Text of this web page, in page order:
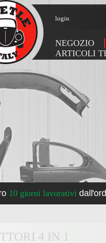
login
NEGOZIO
ARTICOLI
10 giorni lavorativi
4 IN 1